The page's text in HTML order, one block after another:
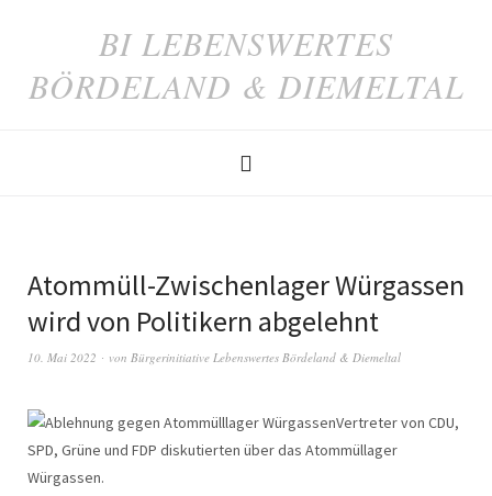
BI LEBENSWERTES
BÖRDELAND & DIEMELTAL
Atommüll-Zwischenlager Würgassen
wird von Politikern abgelehnt
10. Mai 2022 von Bürgerinitiative Lebenswertes Bördeland & Diemeltal
Vertreter von CDU,
SPD, Grüne und FDP diskutierten über das Atommüllager
Würgassen.